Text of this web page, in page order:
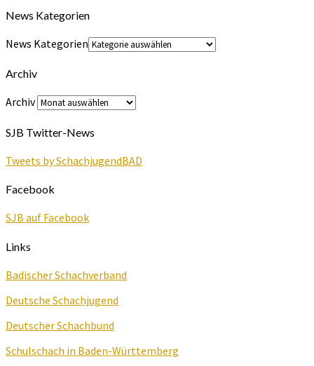
News Kategorien
News Kategorien
Archiv
Archiv
SJB Twitter-News
Tweets by SchachjugendBAD
Facebook
SJB auf Facebook
Links
Badischer Schachverband
Deutsche Schachjugend
Deutscher Schachbund
Schulschach in Baden-Württemberg